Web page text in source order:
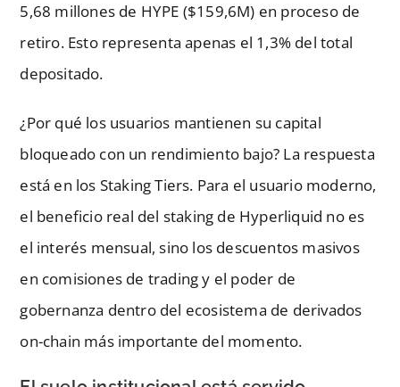
5,68 millones de HYPE ($159,6M) en proceso de
retiro. Esto representa apenas el 1,3% del total
depositado.
¿Por qué los usuarios mantienen su capital
bloqueado con un rendimiento bajo? La respuesta
está en los Staking Tiers. Para el usuario moderno,
el beneficio real del staking de Hyperliquid no es
el interés mensual, sino los descuentos masivos
en comisiones de trading y el poder de
gobernanza dentro del ecosistema de derivados
on-chain más importante del momento.